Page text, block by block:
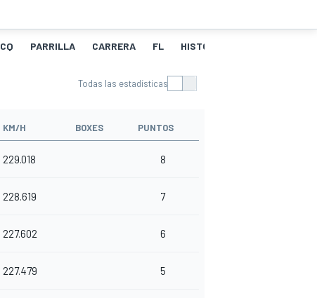
CQ PARRILLA CARRERA FL HISTORIAL DE NEUMÁTICOS
Todas las estadísticas
KM/H BOXES PUNTOS
229.018 8
228.619 7
227.602 6
227.479 5